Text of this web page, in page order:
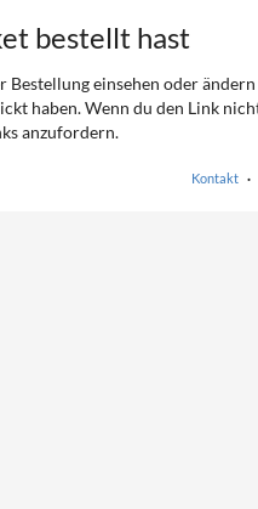
bestellt hast
Bestellung einsehen oder
haben. Wenn du den Link
anzufordern.
Kontakt